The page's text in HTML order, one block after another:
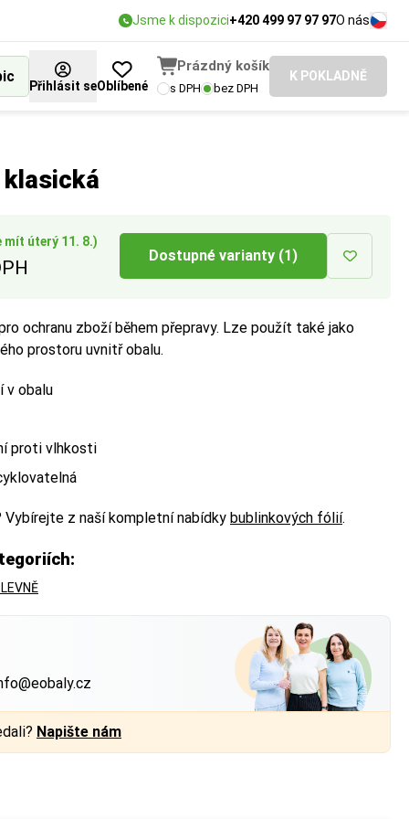
Jsme k dispozici+420 499 97 97 97O nás
Přihlásit seOblíbené
Prázdný košík
s DPH bez DPH
K POKLADNĚ
mít úterý 11. 8.)
Dostupné varianty (1)
ochranu zboží během přepravy. Lze použít také jako
prostoru uvnitř obalu.
v obalu
proti vlhkosti
z naší kompletní nabídky bublinkových fólií.
Napište nám